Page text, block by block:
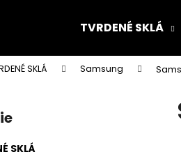
TVRDENÉ SKLÁ
SKLÁ Samsung
SKLÁ